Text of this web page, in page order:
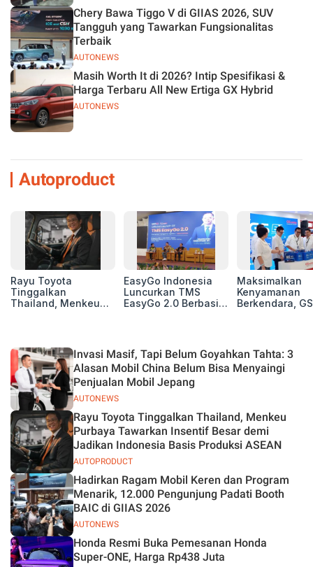
AUTONEWS
Chery Bawa Tiggo V di GIIAS 2026, SUV
Tangguh yang Tawarkan Fungsionalitas
Terbaik
AUTONEWS
Masih Worth It di 2026? Intip Spesifikasi &
Harga Terbaru All New Ertiga GX Hybrid
Autoproduct
Rayu Toyota
Tinggalkan
Thailand, Menkeu
Basis Produksi
ASEAN
EasyGo Indonesia
Luncurkan TMS
EasyGo 2.0 Berbasis
Maksimalkan
Kenyamanan
Berkendara,
2026
AUTONEWS
Invasi Masif, Tapi Belum Goyahkan Tahta: 3
Alasan Mobil China Belum Bisa Menyaingi
Penjualan Mobil Jepang
AUTOPRODUCT
Rayu Toyota Tinggalkan Thailand, Menkeu
Purbaya Tawarkan Insentif Besar demi
Jadikan Indonesia Basis Produksi ASEAN
AUTONEWS
Hadirkan Ragam Mobil Keren dan Program
Menarik, 12.000 Pengunjung Padati Booth
BAIC di GIIAS 2026
Honda Resmi Buka Pemesanan Honda
Super-ONE, Harga Rp438 Juta